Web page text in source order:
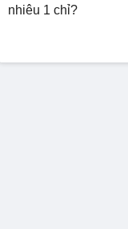
nhiêu 1 chỉ?